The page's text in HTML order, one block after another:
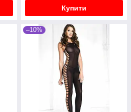
Купити
–10%